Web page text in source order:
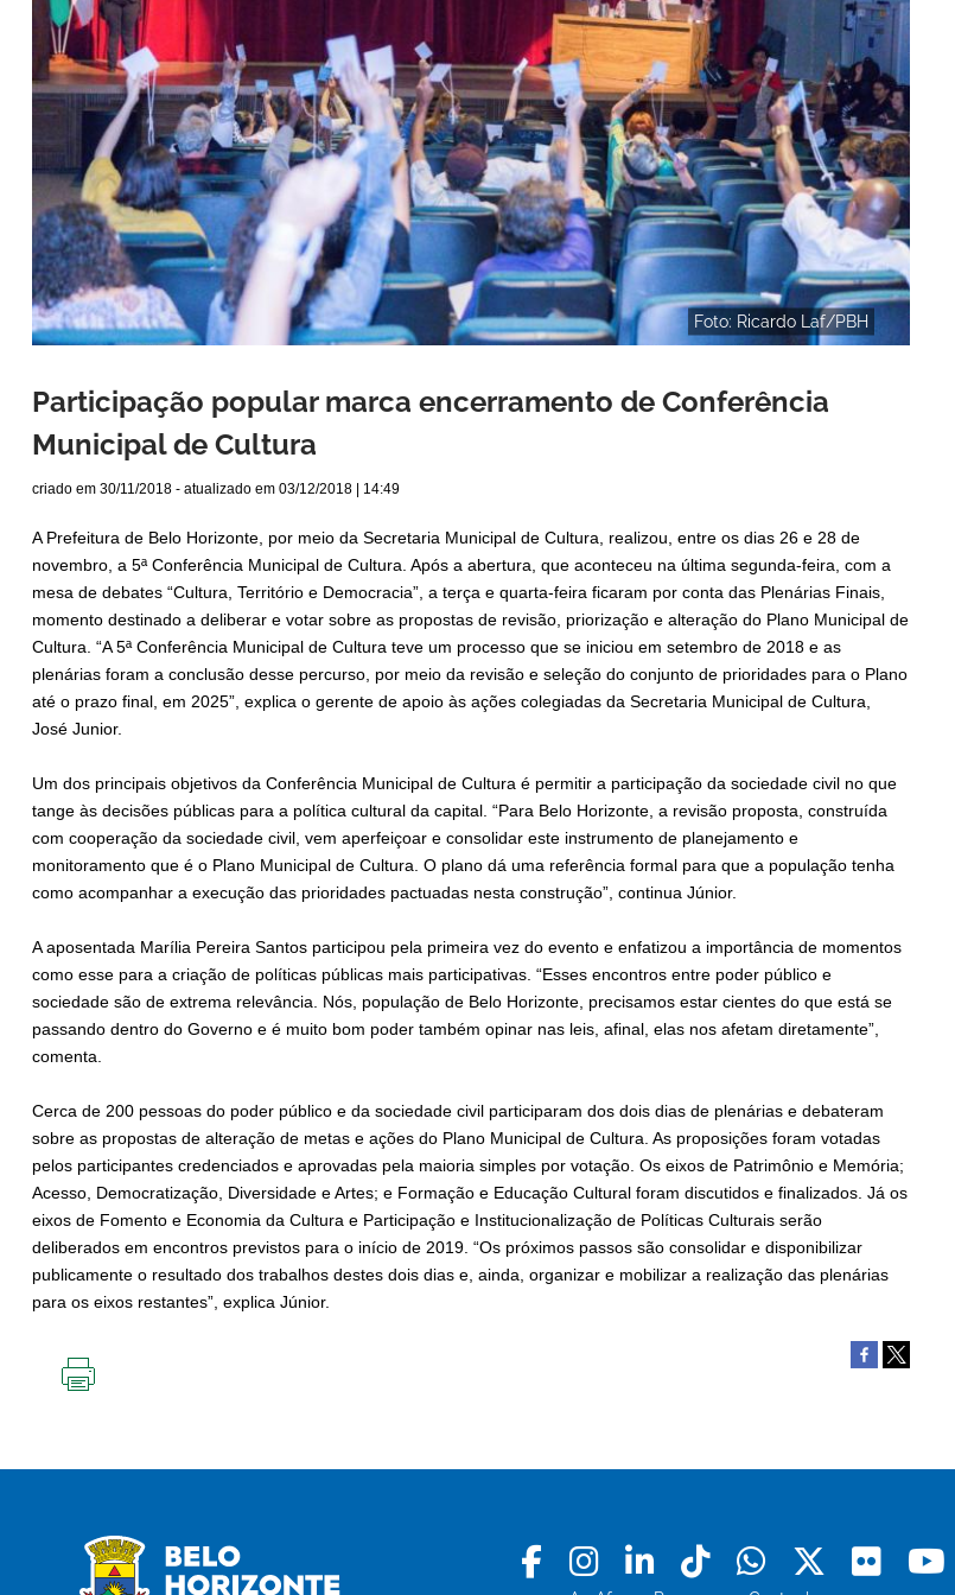
Foto: Ricardo Laf/PBH
Participação popular marca encerramento de Conferência
Municipal de Cultura
criado em 30/11/2018 - atualizado em 03/12/2018 | 14:49
A Prefeitura de Belo Horizonte, por meio da Secretaria Municipal de Cultura, realizou, entre os dias 26 e 28 de
novembro, a 5ª Conferência Municipal de Cultura. Após a abertura, que aconteceu na última segunda-feira, com a
mesa de debates “Cultura, Território e Democracia”, a terça e quarta-feira ficaram por conta das Plenárias Finais,
momento destinado a deliberar e votar sobre as propostas de revisão, priorização e alteração do Plano Municipal de
Cultura. “A 5ª Conferência Municipal de Cultura teve um processo que se iniciou em setembro de 2018 e as
plenárias foram a conclusão desse percurso, por meio da revisão e seleção do conjunto de prioridades para o Plano
até o prazo final, em 2025”, explica o gerente de apoio às ações colegiadas da Secretaria Municipal de Cultura,
José Junior.
Um dos principais objetivos da Conferência Municipal de Cultura é permitir a participação da sociedade civil no que
tange às decisões públicas para a política cultural da capital. “Para Belo Horizonte, a revisão proposta, construída
com cooperação da sociedade civil, vem aperfeiçoar e consolidar este instrumento de planejamento e
monitoramento que é o Plano Municipal de Cultura. O plano dá uma referência formal para que a população tenha
como acompanhar a execução das prioridades pactuadas nesta construção”, continua Júnior.
A aposentada Marília Pereira Santos participou pela primeira vez do evento e enfatizou a importância de momentos
como esse para a criação de políticas públicas mais participativas. “Esses encontros entre poder público e
sociedade são de extrema relevância. Nós, população de Belo Horizonte, precisamos estar cientes do que está se
passando dentro do Governo e é muito bom poder também opinar nas leis, afinal, elas nos afetam diretamente”,
comenta.
Cerca de 200 pessoas do poder público e da sociedade civil participaram dos dois dias de plenárias e debateram
sobre as propostas de alteração de metas e ações do Plano Municipal de Cultura. As proposições foram votadas
pelos participantes credenciados e aprovadas pela maioria simples por votação. Os eixos de Patrimônio e Memória;
Acesso, Democratização, Diversidade e Artes; e Formação e Educação Cultural foram discutidos e finalizados. Já os
eixos de Fomento e Economia da Cultura e Participação e Institucionalização de Políticas Culturais serão
deliberados em encontros previstos para o início de 2019. “Os próximos passos são consolidar e disponibilizar
publicamente o resultado dos trabalhos destes dois dias e, ainda, organizar e mobilizar a realização das plenárias
para os eixos restantes”, explica Júnior.
Facebook
Instagram
LinkedinTiktokWhatsapp
X Flickr